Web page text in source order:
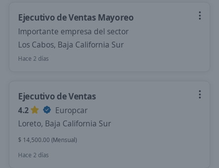
Ejecutivo de Ventas Mayoreo
Importante empresa del sector
Los Cabos, Baja California Sur
Hace 2 días
Ejecutivo de Ventas
4.2
Europcar
Loreto, Baja California Sur
$ 14,500.00 (Mensual)
Hace 2 días